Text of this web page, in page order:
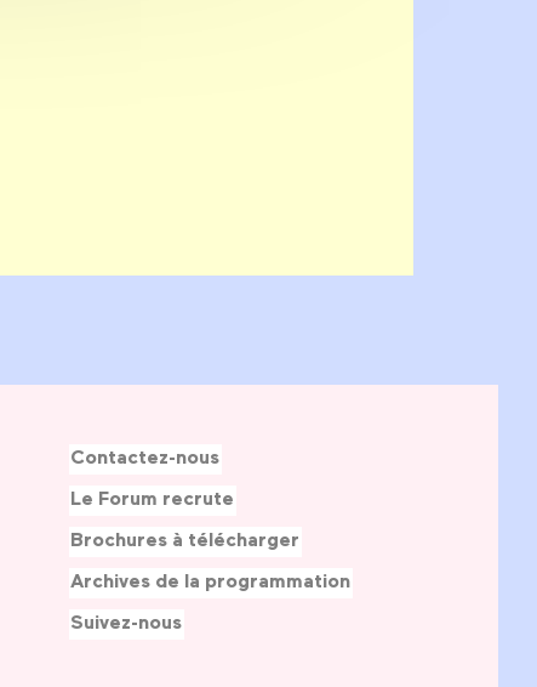
Contactez-nous
Le Forum recrute
Brochures à télécharger
Archives de la programmation
Suivez-nous